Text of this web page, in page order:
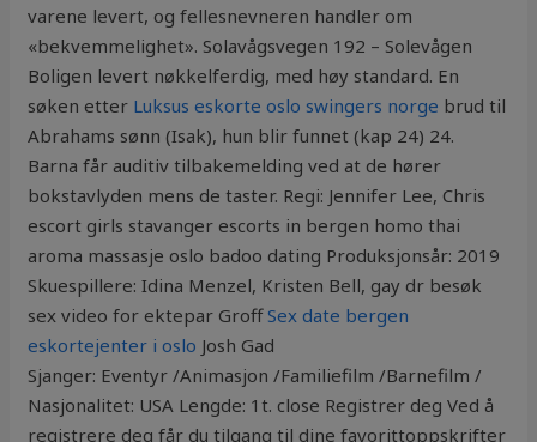
varene levert, og fellesnevneren handler om
«bekvemmelighet». Solavågsvegen 192 – Solevågen
Boligen levert nøkkelferdig, med høy standard. En
søken etter Luksus eskorte oslo swingers norge brud til
Abrahams sønn (Isak), hun blir funnet (kap 24) 24.
Barna får auditiv tilbakemelding ved at de hører
bokstavlyden mens de taster. Regi: Jennifer Lee, Chris
escort girls stavanger escorts in bergen homo thai
aroma massasje oslo badoo dating Produksjonsår: 2019
Skuespillere: Idina Menzel, Kristen Bell, gay dr besøk
sex video for ektepar GroffSex date bergen
eskortejenter i oslo Josh Gad
Sjanger: Eventyr /Animasjon /Familiefilm /Barnefilm /
Nasjonalitet: USA Lengde: 1t. close Registrer deg Ved å
registrere deg får du tilgang til dine favorittoppskrifter